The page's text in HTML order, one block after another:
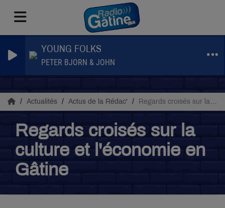
YOUNG FOLKS
PETER BJORN & JOHN
Actualités Actus de la Rédac' Regards croisés sur la culture et l'économie en Gâtine
Regards croisés sur la
culture et l'économie en
Gâtine